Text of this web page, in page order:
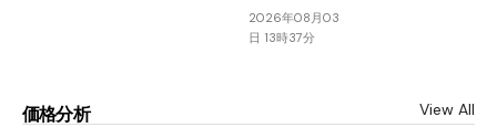
2026年08月03
日 13時37分
価格分析 View All